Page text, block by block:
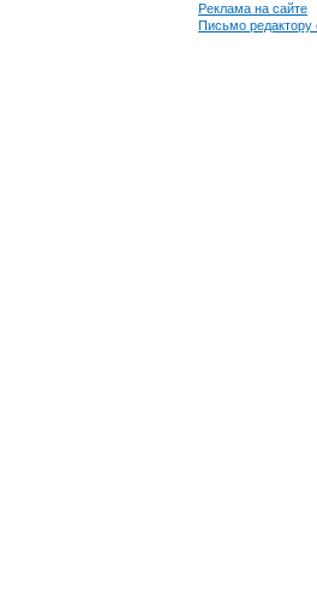
Реклама на сайте
Письмо редактору